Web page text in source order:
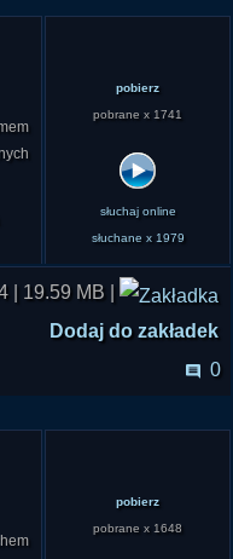
pobierz
pobrane x 1741
słuchaj online
słuchane x 1979
| 19.59 MB |
Dodaj do zakładek
0
pobierz
pobrane x 1648